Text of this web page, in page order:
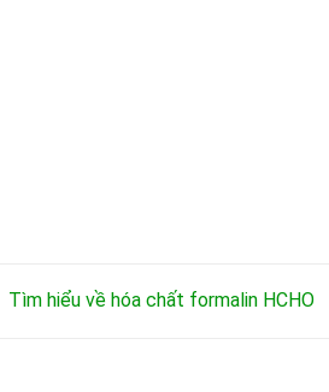
Tìm hiểu về hóa chất formalin HCHO